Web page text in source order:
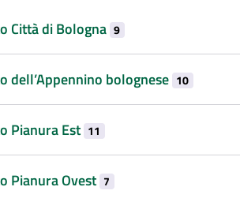
Città di Bologna 9
dell’Appennino bolognese 10
Pianura Est 11
Pianura Ovest 7